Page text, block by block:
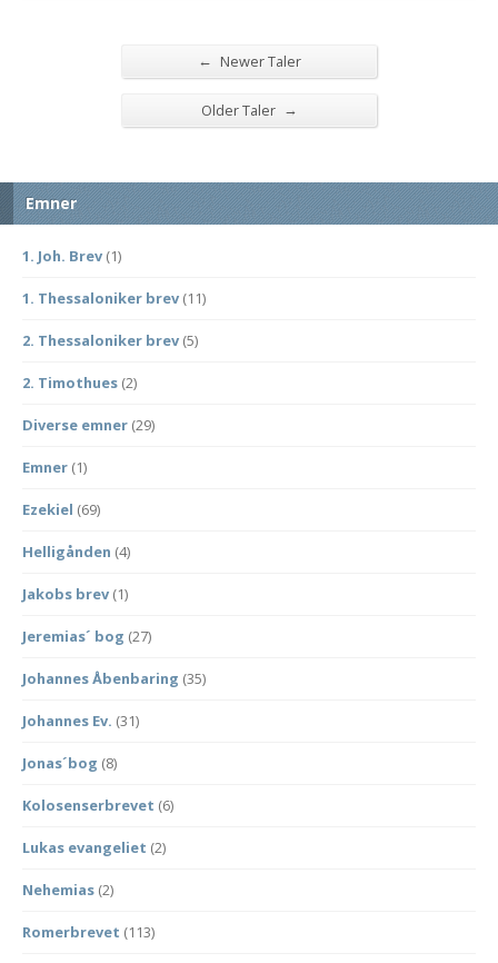
← Newer Taler
Older Taler →
Emner
1. Joh. Brev (1)
1. Thessaloniker brev (11)
2. Thessaloniker brev (5)
2. Timothues (2)
Diverse emner (29)
Emner (1)
Ezekiel (69)
Helligånden (4)
Jakobs brev (1)
Jeremias´ bog (27)
Johannes Åbenbaring (35)
Johannes Ev. (31)
Jonas´bog (8)
Kolosenserbrevet (6)
Lukas evangeliet (2)
Nehemias (2)
Romerbrevet (113)